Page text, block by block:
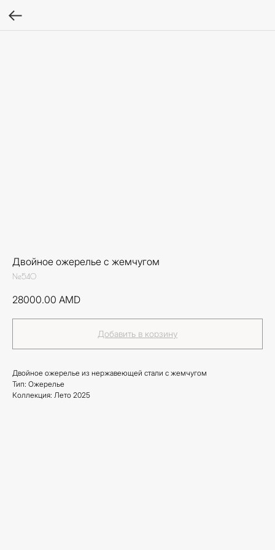
Двойное ожерелье с жемчугом
Ne540
28000.00 AMD
Добавить в корзину
Двойное ожерелье из нержавеющей стали с жемчугом
Тип: Ожерелье
Коллекция: Лето 2025